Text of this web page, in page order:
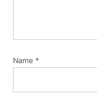
Name *